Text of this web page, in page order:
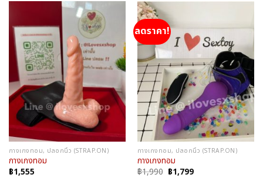
กางเกงทอม, ปลอกนิ้ว (STRAP.ON)
กางเกงทอม
฿1,555
ลดราคา!
กางเกงทอม, ปลอกนิ้ว (STRAP.ON)
กางเกงทอม
฿1,990 Original
price
฿1,799Current